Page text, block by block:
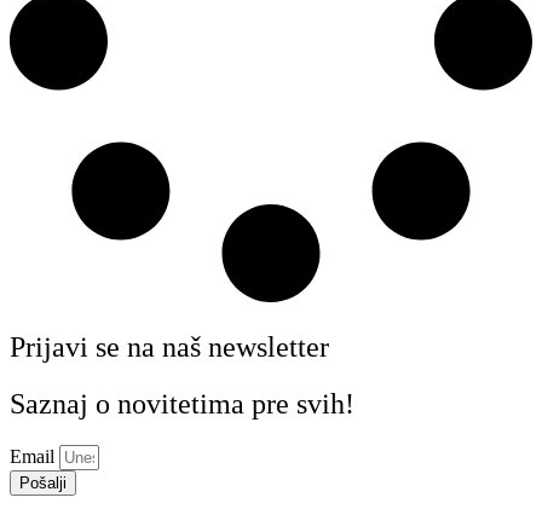
Prijavi se na naš newsletter
Saznaj o novitetima pre svih!
Email
Pošalji